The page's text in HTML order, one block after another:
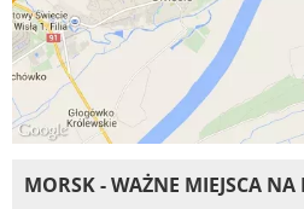
MORSK - WAŻNE MIEJSCA NA